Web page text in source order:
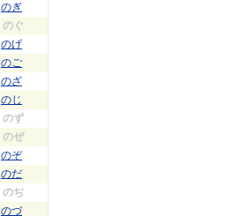
のぎ
のぐ
のげ
のご
のざ
のじ
のず
のぜ
のぞ
のだ
のぢ
のづ